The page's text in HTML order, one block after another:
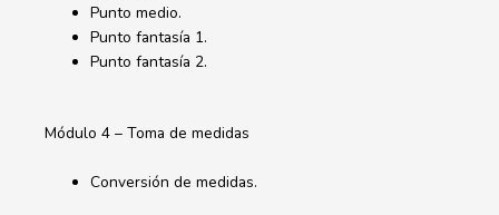
Punto medio.
Punto fantasía 1.
Punto fantasía 2.
Módulo 4 – Toma de medidas
Conversión de medidas.